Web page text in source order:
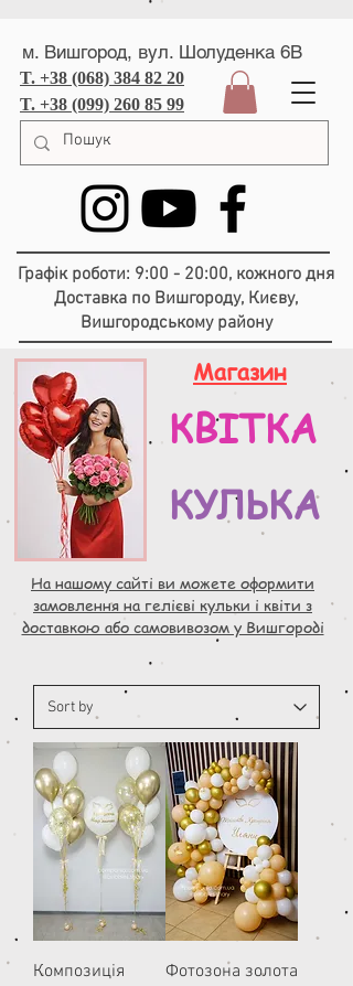
м. Вишгород, вул. Шолуденка 6В
T. +38 (068) 384 82 20
T. +38 (099) 260 85 99
Графік роботи: 9:00 - 20:00, кожного дня
Доставка по Вишгороду, Києву,
Вишгородському району
Магазин
КВІТКА
КУЛЬКА
На нашому сайті ви можете оформити
замовлення на гелієві кульки і квіти з
доставкою або самовивозом у Вишгороді
Композиція
Фотозона золота